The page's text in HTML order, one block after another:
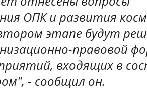
ОПК и развития
этапе будут
правовой
входящих в
- сообщил он.